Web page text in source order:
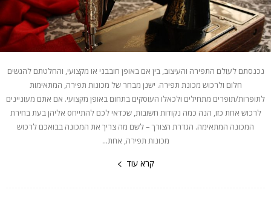
נכנסתם לעולם התפירה והעיצוב, בין אם באופן חובבני או מקצועי, והחלטתם להגשים
חלום ולרכוש מכונת תפירה. ישנן מבחר של מכונות תפירה, המתאימות
לתופרות/תופרים מתחילים ולכאלו העוסקים בתחום באופן מקצועי. אם אתם מעוניינים
לרכוש אחת כזו, הנה כמה נקודות חשובות, שכדאי לכם להתייחס אליהן בעת בחירת
המכונה המתאימה. הגדרת הצורך – לשם מה צריך את המכונה בבואכם לרכוש
מכונות תפירה, אחת...
קרא עוד